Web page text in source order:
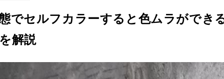
でセルフカラーすると色ムラができ
解説